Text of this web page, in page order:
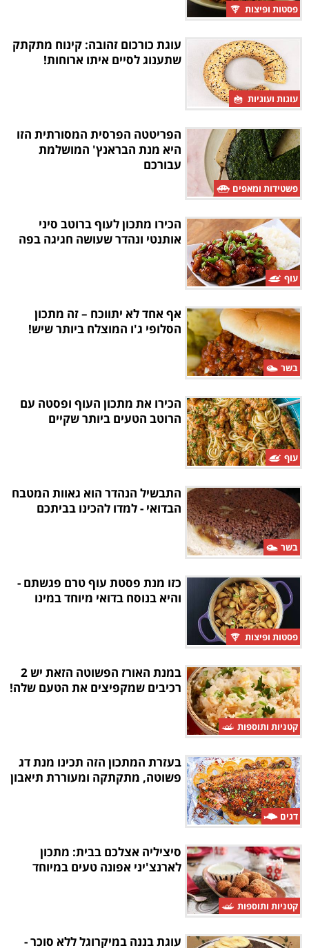
פסטות ופיצות
עוגות ועוגיות
עוגת כורכום זהובה: קינוח מתקתק
שתענוג לסיים איתו ארוחות!
פשטידות ומאפים
הפריטטה הפרסית המסורתית הזו
היא מנת הבראנץ' המושלמת
עבורכם
עוף
הכירו מתכון לעוף ברוטב סיני
אותנטי ונהדר שעושה חגיגה בפה
בשר
אף אחד לא יתווכח – זה מתכון
הסלופי ג'ו המוצלח ביותר שיש!
עוף
הכירו את מתכון העוף ופסטה עם
הרוטב הטעים ביותר שקיים
בשר
התבשיל הנהדר הוא גאוות המטבח
הבדואי - למדו להכינו בביתכם
פסטות ופיצות
כזו מנת פסטת עוף טרם פגשתם -
והיא בנוסח בדואי מיוחד במינו
קטניות ותוספות
במנת האורז הפשוטה הזאת יש 2
רכיבים שמקפיצים את הטעם שלה!
דגים
בעזרת המתכון הזה תכינו מנת דג
פשוטה, מתקתקה ומעוררת תיאבון
קטניות ותוספות
סיציליה אצלכם בבית: מתכון
לארנצ'יני אפונה טעים במיוחד
עוגת בננה במיקרוגל ללא סוכר -